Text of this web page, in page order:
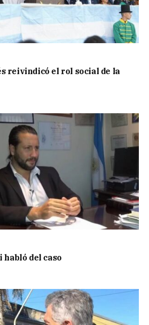
reivindicó el rol social de la
habló del caso